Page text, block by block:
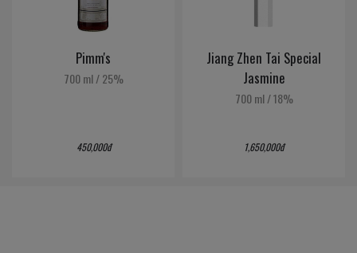
Pimm's
700 ml / 25%
450,000đ
Jiang Zhen Tai Special
Jasmine
700 ml /18%
1,650,000đ